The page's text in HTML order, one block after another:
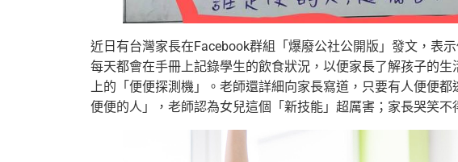
近日有台灣家長在Facebook群組「爆廢公社公開版」發文，表
每天都會在手冊上記錄學生的飲食狀況，以便家長了解孩子的
上的「便便探測機」。老師還詳細向家長寫道，只要有人便便
便便的人」，老師認為女兒這個「新技能」超厲害；家長哭笑不